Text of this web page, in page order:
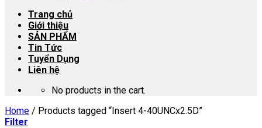
Trang chủ
Giới thiệu
SẢN PHẨM
Tin Tức
Tuyển Dụng
Liên hệ
No products in the cart.
Home / Products tagged “Insert 4-40UNCx2.5D”
Filter